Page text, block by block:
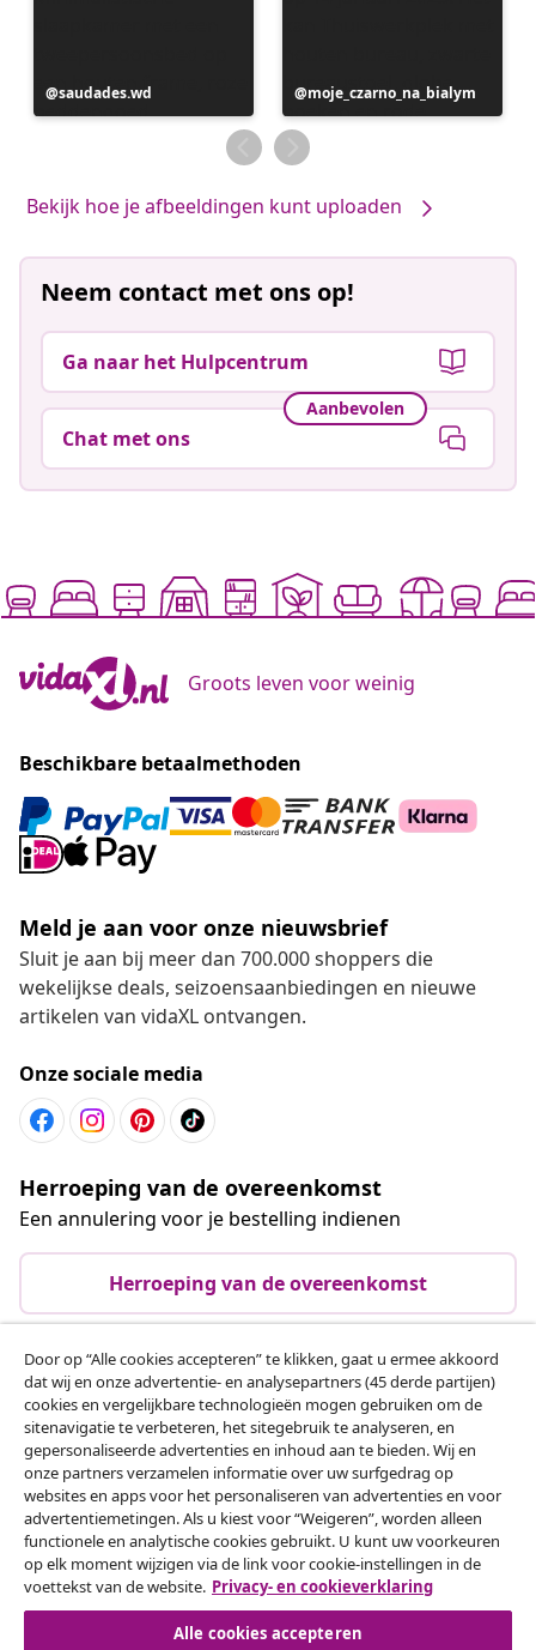
Bericht
gepubliceerd
saudades.wd
Bericht
gepubliceerd
door
moje_czarno_na_bialym
Bekijk hoe je afbeeldingen kunt uploaden
Neem contact met ons op!
Ga naar het Hulpcentrum
Aanbevolen
Chat met ons
Groots leven voor weinig
Beschikbare betaalmethoden
Meld je aan voor onze nieuwsbrief
Sluit je aan bij meer dan 700.000 shoppers die
wekelijkse deals, seizoensaanbiedingen en nieuwe
artikelen van vidaXL ontvangen.
Onze sociale media
Herroeping van de overeenkomst
Een annulering voor je bestelling indienen
Herroeping van de overeenkomst
Klantenservice
Zakelijk
vidaXL
Ontdek meer
Door op “Alle cookies accepteren” te klikken, gaat u ermee akkoord
dat wij en onze advertentie- en analysepartners (45 derde partijen)
cookies en vergelijkbare technologieën mogen gebruiken om de
sitenavigatie te verbeteren, het sitegebruik te analyseren, en
gepersonaliseerde advertenties en inhoud aan te bieden. Wij en
onze partners verzamelen informatie over uw surfgedrag op
websites en apps voor het personaliseren van advertenties en voor
advertentiemetingen. Als u kiest voor “Weigeren”, worden alleen
functionele en analytische cookies gebruikt. U kunt uw voorkeuren
op elk moment wijzigen via de link voor cookie-instellingen in de
voettekst van de website. Privacy- en cookieverklaring
Alle cookies accepteren